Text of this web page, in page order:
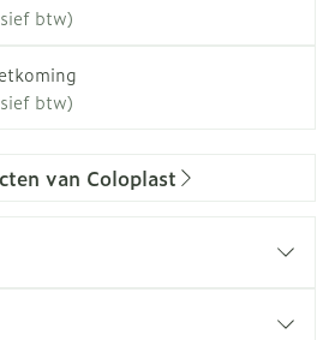
btw)
btw)
van Coloplast